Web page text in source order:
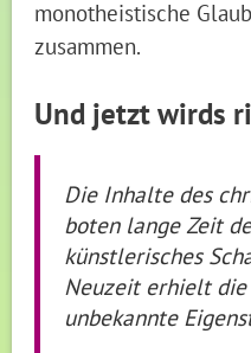
monotheistische
zusammen.
Und jetzt wirds
Die Inhalte des
boten lange Zeit
künstlerisches
Neuzeit erhielt die
unbekannte